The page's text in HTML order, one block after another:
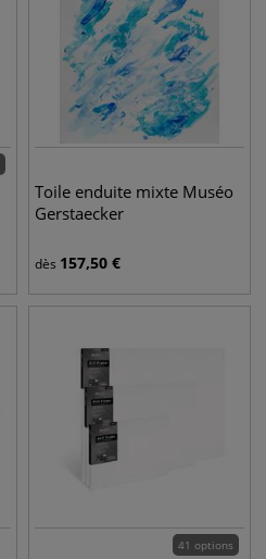
Toile enduite mixte Muséo
Gerstaecker
dès 157,50 €
41 options